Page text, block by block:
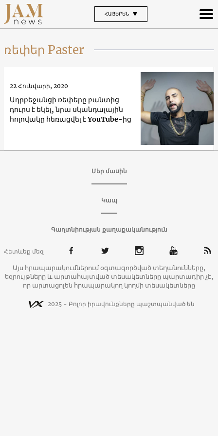
ՀԱՅԵՐԵՆ
ռեփեր Paster
Ադրբեջանցի ռեփերը բանտից
դուրս է եկել, նրա սկանդալային
հոլովակը հեռացվել է YouTube-ից
22 Հունվարի, 2020
Մեր մասին
Կապ
Գաղտնիության քաղաքականություն
Հետևեք մեզ
Այս հրապարակումներում օգտագործված տեղանունները,
եզրույթները և արտահայտված տեսակետները պարտադիր չէ,
որ արտացոլեն հրապարակող կողմի տեսակետները
2025 - Բոլոր իրավունքները պաշտպանված են